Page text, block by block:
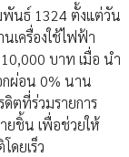
พันธ์ 1324 ตั้งแต่วัน
เครื่องใช้ไฟฟ้า
บาท เมื่อ นำ
กผ่อน 0% นาน
ตที่ร่วมรายการ
ยชิ้น เพื่อช่วยให้
ดยเร็ว